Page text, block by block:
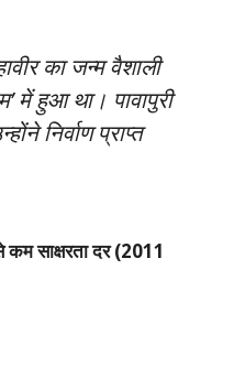
का जन्म वैशाली
में हुआ था। पावापुरी
निर्वाण प्राप्त
साक्षरता दर (2011